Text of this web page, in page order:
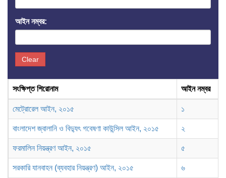
আইন নম্বর:
Clear
সংক্ষিপ্ত শিরোনাম আইন নম্বর
মেট্রোরেল আইন, ২০১৫ ১
বাংলাদেশ জ্বালানি ও বিদ্যুৎ গবেষণা কাউন্সিল আইন, ২০১৫ ২
ফরমালিন নিয়ন্ত্রণ আইন, ২০১৫ ৫
সরকারি যানবাহন (ব্যবহার নিয়ন্ত্রণ) আইন, ২০১৫ ৬